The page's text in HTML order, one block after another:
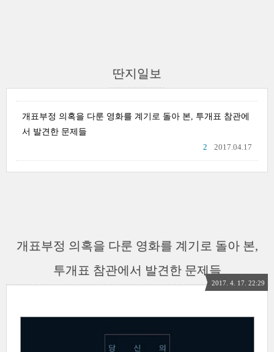
딴지일보
개표부정 의혹을 다룬 영화를 계기로 돌아 본, 투개표 참관에
서 발견한 문제들
2017.04.17
2
개표부정 의혹을 다룬 영화를 계기로 돌아 본,
투개표 참관에서 발견한 문제들
2017. 4. 17. 22:29